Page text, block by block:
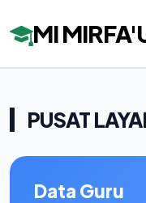
MI
PUSAT
Data Guru